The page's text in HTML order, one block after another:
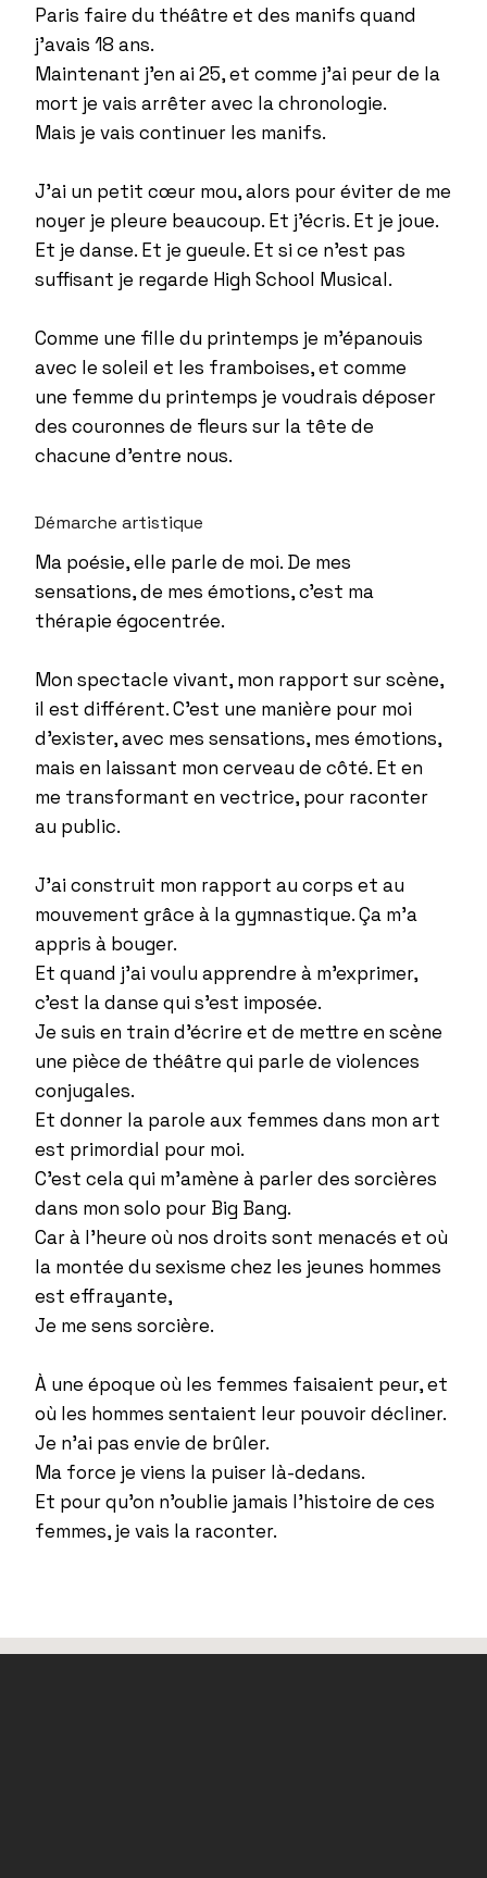
Paris faire du théâtre et des manifs quand
j’avais 18 ans.
Maintenant j’en ai 25, et comme j’ai peur de la
mort je vais arrêter avec la chronologie.
Mais je vais continuer les manifs.
J’ai un petit cœur mou, alors pour éviter de me
noyer je pleure beaucoup. Et j’écris. Et je joue.
Et je danse. Et je gueule. Et si ce n'est pas
suffisant je regarde High School Musical.
Comme une fille du printemps je m’épanouis
avec le soleil et les framboises, et comme
une femme du printemps je voudrais déposer
des couronnes de fleurs sur la tête de
chacune d’entre nous.
Démarche artistique
Ma poésie, elle parle de moi. De mes
sensations, de mes émotions, c’est ma
thérapie égocentrée.
Mon spectacle vivant, mon rapport sur scène,
il est différent. C’est une manière pour moi
d’exister, avec mes sensations, mes émotions,
mais en laissant mon cerveau de côté. Et en
me transformant en vectrice, pour raconter
au public.
J’ai construit mon rapport au corps et au
mouvement grâce à la gymnastique. Ça m’a
appris à bouger.
Et quand j’ai voulu apprendre à m’exprimer,
c’est la danse qui s’est imposée.
Je suis en train d’écrire et de mettre en scène
une pièce de théâtre qui parle de violences
conjugales.
Et donner la parole aux femmes dans mon art
est primordial pour moi.
C’est cela qui m’amène à parler des sorcières
dans mon solo pour Big Bang.
Car à l’heure où nos droits sont menacés et où
la montée du sexisme chez les jeunes hommes
est effrayante,
Je me sens sorcière.
À une époque où les femmes faisaient peur, et
où les hommes sentaient leur pouvoir décliner.
Je n’ai pas envie de brûler.
Ma force je viens la puiser là-dedans.
Et pour qu’on n’oublie jamais l’histoire de ces
femmes, je vais la raconter.